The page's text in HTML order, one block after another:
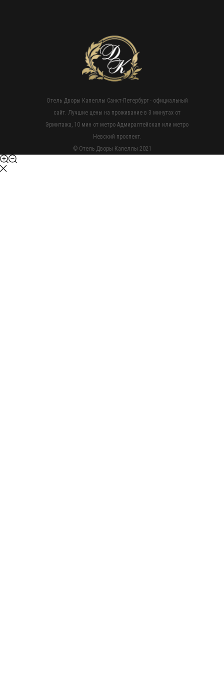
© Отель Дворы Капеллы 2021
Отель Дворы Капеллы Санкт-Петербург - официальный
сайт. Лучшие цены на проживание в 3 минутах от
Эрмитажа, 10 мин от метро Адмиралтейская или метро
Невский проспект.